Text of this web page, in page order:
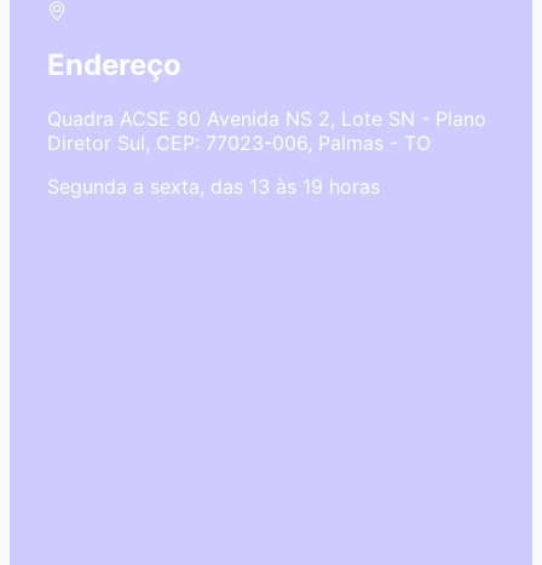
Endereço
Quadra ACSE 80 Avenida NS 2, Lote SN - Plano
Diretor Sul, CEP: 77023-006, Palmas - TO
Segunda a sexta, das 13 às 19 horas